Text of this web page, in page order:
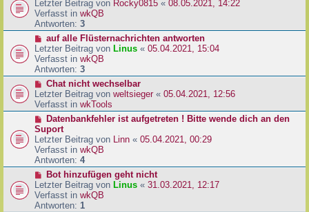
g
e
i
t
a
g
e
u
e
r
B
e
i
t
a
g
Letzter Beitrag von Rocky0815 « 08.05.2021, 14:22
Verfasst in wkQB
Antworten: 3
N
e
u
e
r
B
e
i
r
a
g
auf alle Flüsternachrichten antworten
Letzter Beitrag von Linus « 05.04.2021, 15:04
Verfasst in wkQB
Antworten: 3
N
e
u
e
B
e
i
t
a
g
Chat nicht wechselbar
Letzter Beitrag von weltsieger « 05.04.2021, 12:56
Verfasst in wkTools
N
e
u
e
r
B
e
i
t
Datenbankfehler ist aufgetreten ! Bitte wende dich an den
Suport
Letzter Beitrag von Linn « 05.04.2021, 00:29
Verfasst in wkQB
Antworten: 4
N
e
u
e
Bot hinzufügen geht nicht
Letzter Beitrag von Linus « 31.03.2021, 12:17
Verfasst in wkQB
Antworten: 1